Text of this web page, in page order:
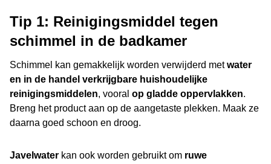
Tip 1: Reinigingsmiddel tegen
schimmel in de badkamer
Schimmel kan gemakkelijk worden verwijderd metwater
en in de handel verkrijgbare huishoudelijke
reinigingsmiddelen, vooral op gladde oppervlakken.
Breng het product aan op de aangetaste plekken. Maak ze
daarna goed schoon en droog.
Javelwater kan ook worden gebruikt om ruwe